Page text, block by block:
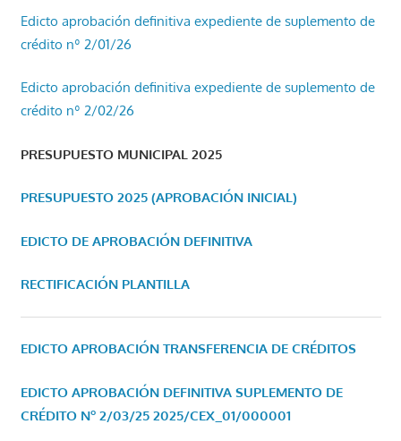
Edicto aprobación definitiva expediente de suplemento de
crédito nº 2/01/26
Edicto aprobación definitiva expediente de suplemento de
crédito nº 2/02/26
PRESUPUESTO MUNICIPAL 2025
PRESUPUESTO 2025 (APROBACIÓN INICIAL)
EDICTO DE APROBACIÓN DEFINITIVA
RECTIFICACIÓN PLANTILLA
EDICTO APROBACIÓN TRANSFERENCIA DE CRÉDITOS
EDICTO APROBACIÓN DEFINITIVA SUPLEMENTO DE
CRÉDITO Nº 2/03/25 2025/CEX_01/000001